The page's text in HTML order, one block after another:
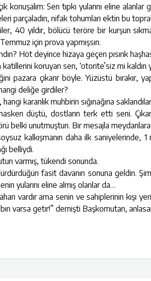
konuşalım: Sen tıpkı yularını eline
parçaladın, nifak tohumları ektin bu
40 yıldır, bölücü teröre bir kurşun
için prova yapmışsın.
Höt deyince hizaya geçen pısırık
koruyan sen, ‘otorite’siz mi kaldın
pazara çıkarır böyle. Yüzüstü bırakır,
deliğe girdiler?
karanlık muhbirin sığınağına
düştü, dostların terk etti seni.
belki unutmuştun. Bir mesajla
kalkışmanın daha ilk saniyelerinde,
belliydi.
varmış, tükendi sonunda.
fasit davanın sonuna geldin.
yularını eline almış olanlar da…
vardır ama senin ve sahiplerinin kışı
varsa getir!” demişti Başkomutan,